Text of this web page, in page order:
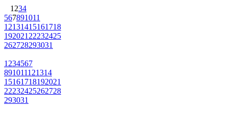
1 234
567891011
12131415161718
192021 22232425
262728293031
1 234567
891011121314
15161718192021
22232425262728
293031